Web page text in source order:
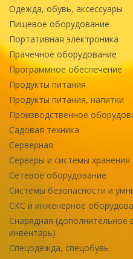
Одежда, обувь, аксессуары
Пищевое оборудование
Портативная электроника
Прачечное оборудование
Программное обеспечение
Продукты питания
Продукты питания, напитки
Производственное
Садовая техника
Серверная
Серверы и системы хранения
Сетевое оборудование
Системы безопасности и
СКС и инженерное
Снарядная (дополнительное
инвентарь)
Спецодежда, спецобувь